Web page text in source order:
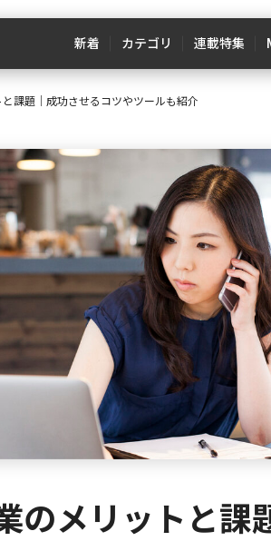
新着 カテゴリ 連載特集
課題｜成功させるコツやツールも紹介
のメリットと課